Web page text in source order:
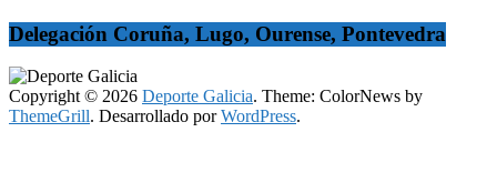
Delegación Coruña, Lugo, Ourense, Pontevedra
Copyright © 2026 Deporte Galicia. Theme: ColorNews by
ThemeGrill. Desarrollado porWordPress.